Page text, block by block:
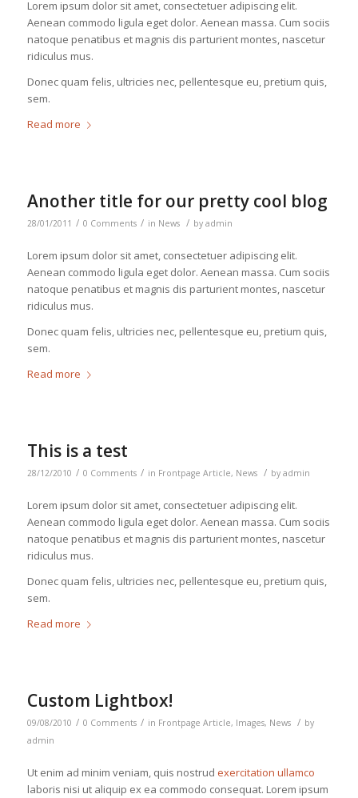
Lorem ipsum dolor sit amet, consectetuer adipiscing elit.
Aenean commodo ligula eget dolor. Aenean massa. Cum sociis
natoque penatibus et magnis dis parturient montes, nascetur
ridiculus mus.
Donec quam felis, ultricies nec, pellentesque eu, pretium quis,
sem.
Read more
Another title for our pretty cool blog
28/01/2011 / 0 Comments / in News / by admin
Lorem ipsum dolor sit amet, consectetuer adipiscing elit.
Aenean commodo ligula eget dolor. Aenean massa. Cum sociis
natoque penatibus et magnis dis parturient montes, nascetur
ridiculus mus.
Donec quam felis, ultricies nec, pellentesque eu, pretium quis,
sem.
Read more
This is a test
28/12/2010 / 0 Comments / in Frontpage Article, News / by admin
Lorem ipsum dolor sit amet, consectetuer adipiscing elit.
Aenean commodo ligula eget dolor. Aenean massa. Cum sociis
natoque penatibus et magnis dis parturient montes, nascetur
ridiculus mus.
Donec quam felis, ultricies nec, pellentesque eu, pretium quis,
sem.
Read more
Custom Lightbox!
09/08/2010 / 0 Comments / in Frontpage Article, Images, News / by
admin
Ut enim ad minim veniam, quis nostrud exercitation ullamco
laboris nisi ut aliquip ex ea commodo consequat. Lorem ipsum